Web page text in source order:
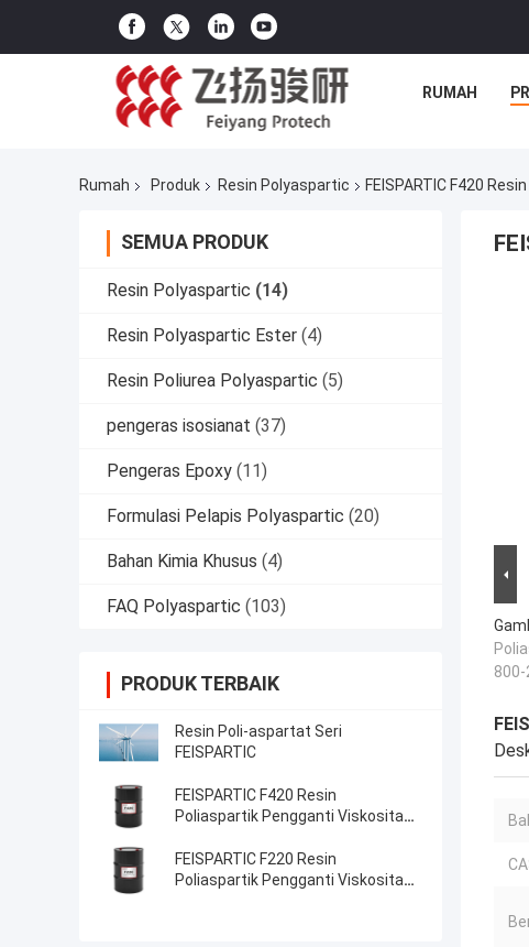
RUMAH
Rumah Produk Resin Polyaspartic FEISPARTIC F420
SEMUA PRODUK
Resin Polyaspartic (14)
Resin Polyaspartic Ester (4)
Resin Poliurea Polyaspartic (5)
pengeras isosianat (37)
Pengeras Epoxy (11)
Formulasi Pelapis Polyaspartic (20)
Bahan Kimia Khusus (4)
FAQ Polyaspartic (103)
PRODUK TERBAIK
Resin Poli-aspartat Seri
FEISPARTIC
FEISPARTIC F420 Resin
Poliaspartik Pengganti Viskositas
FEISPARTIC F220 Resin
Poliaspartik Pengganti Viskositas
800-